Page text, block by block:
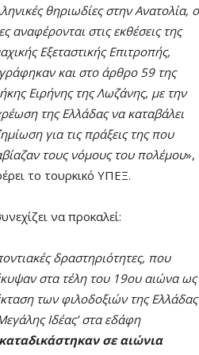
θηριωδίες στην Ανατολία,
αναφέρονται στις εκθέσεις της
Εξεταστικής Επιτροπής,
και στο άρθρο 59 της
Ειρήνης της Λωζάνης, με την
της Ελλάδας να καταβάλει
για τις πράξεις της που
τους νόμους του πολέμου»,
το τουρκικό ΥΠΕΞ.
να προκαλεί:
δραστηριότητες, που
στα τέλη του 19ου αιώνα ως
των φιλοδοξιών της Ελλάδας
Ιδέας’ στα εδάφη
καταδικάστηκαν σε αιώνια